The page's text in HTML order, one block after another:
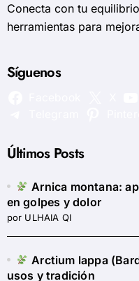
Conecta con tu
herramientas para
Síguenos
Últimos Posts
Arnica montana:
en golpes y dolor
por ULHAIA QI
Arctium lappa
usos y tradición